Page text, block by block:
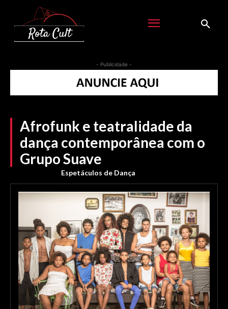
- Publicidade -
Afrofunk e teatralidade da
dança contemporânea com o
Grupo Suave
Espetáculos de Dança